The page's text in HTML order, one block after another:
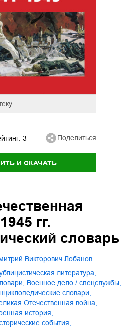
3 Поделиться
И СКАЧАТЬ
гг.
словарь
Дмитрий Викторович Лобанов
публицистическая литература
словари
военное дело / спецслужбы
энциклопедические словари
Отечественная война
история
исторические события